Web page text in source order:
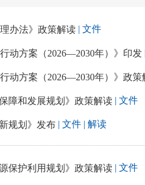
办法》政策解读 | 文件
动方案（2026—2030年）》印发
动方案（2026—2030年）》政策
障和发展规划》政策解读 | 文件
规划》发布 | 文件 | 解读
保护利用规划》政策解读 | 文件